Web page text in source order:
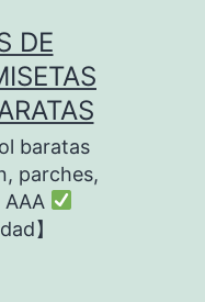
DE
baratas
parches,
AAA
】